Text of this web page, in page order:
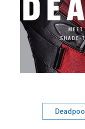
Deadpool